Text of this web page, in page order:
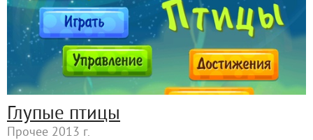
Глупые птицы
Прочее 2013 г.